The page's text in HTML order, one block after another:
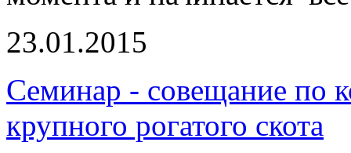
23.01.2015
Семинар - совещание по
крупного рогатого скота